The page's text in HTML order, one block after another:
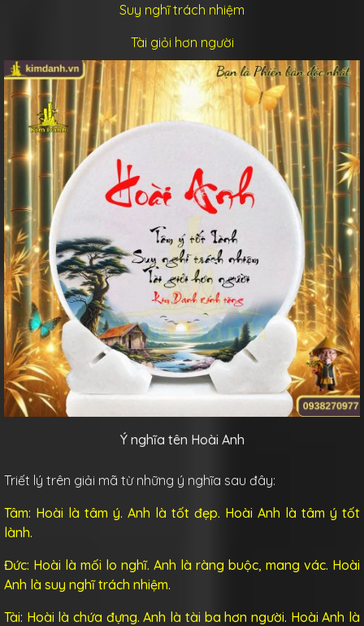
Suy nghĩ trách nhiệm
Tài giỏi hơn người
Ý nghĩa tên Hoài Anh
Triết lý trên giải mã từ những ý nghĩa sau đây:
Tâm: Hoài là tâm ý. Anh là tốt đẹp. Hoài Anh là tâm ý tốt
lành.
Đức: Hoài là mối lo nghĩ. Anh là ràng buộc, mang vác. Hoài
Anh là suy nghĩ trách nhiệm.
Tài: Hoài là chứa đựng. Anh là tài ba hơn người. Hoài Anh là